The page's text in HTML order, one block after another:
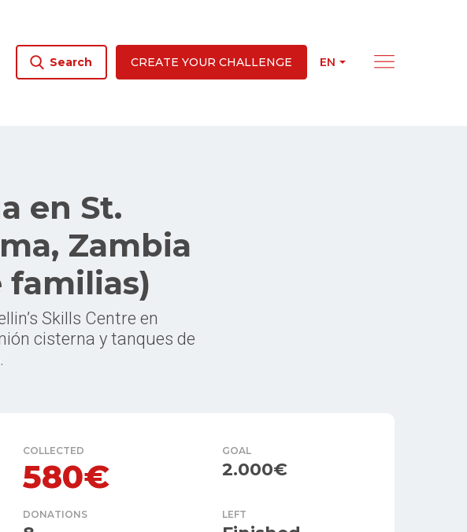
Search CREATE YOUR CHALLENGE EN
en St.
Zambia
familias)
Skills Centre en
cisterna y tanques de
COLLECTED
580€
GOAL
2.000€
DONATIONS LEFT